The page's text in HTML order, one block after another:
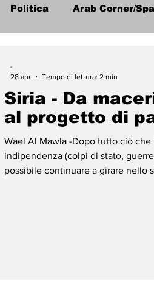
Politica Arab Corner/
Musica Cinema
Società Diritti
Siria - Da
al progetto di
Wael Al Mawla -Dopo tutto ciò che
indipendenza (colpi di stato,
possibile continuare a girare nello
-
28 apr
Tempo di lettura: 2 min